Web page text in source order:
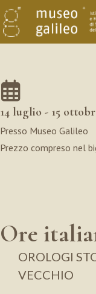
14 luglio - 15
Presso Museo Galileo
Prezzo compreso nel
Ore
OROLOGI
VECCHIO